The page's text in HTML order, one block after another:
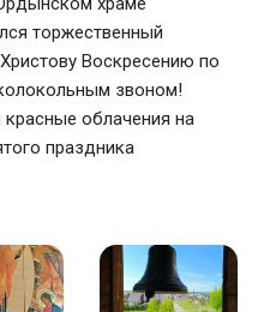
торжественный
Воскресению по
звоном!
облачения на
праздника